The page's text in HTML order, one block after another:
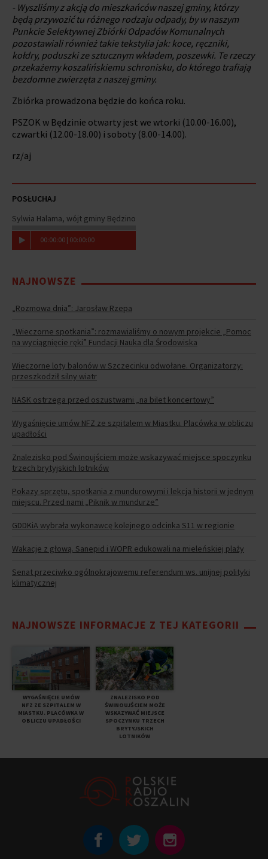
- Wyszliśmy z akcją do mieszkańców naszej gminy, którzy
będą przywozić tu różnego rodzaju odpady, by w naszym
Punkcie Selektywnej Zbiórki Odpadów Komunalnych
pozostawiali również takie tekstylia jak: koce, ręczniki,
kołdry, poduszki ze sztucznym wkładem, poszewki. Te rzeczy
przekażemy koszalińskiemu schronisku, do którego trafiają
bezdomne zwierzęta z naszej gminy.
Zbiórka prowadzona będzie do końca roku.
PSZOK w Będzinie otwarty jest we wtorki (10.00-16.00),
czwartki (12.00-18.00) i soboty (8.00-14.00).
rz/aj
POSŁUCHAJ
Sylwia Halama, wójt gminy Będzino
00:00:00 | 00:00:00
NAJNOWSZE
„Rozmowa dnia”: Jarosław Rzepa
„Wieczorne spotkania”: rozmawialiśmy o nowym projekcie „Pomoc
na wyciągnięcie ręki” Fundacji Nauka dla Środowiska
Wieczorne loty balonów w Szczecinku odwołane. Organizatorzy:
przeszkodził silny wiatr
NASK ostrzega przed oszustwami „na bilet koncertowy”
Wygaśnięcie umów NFZ ze szpitalem w Miastku. Placówka w obliczu
upadłości
Znalezisko pod Świnoujściem może wskazywać miejsce spoczynku
trzech brytyjskich lotników
Pokazy sprzętu, spotkania z mundurowymi i lekcja historii w jednym
miejscu. Przed nami „Piknik w mundurze”
GDDKiA wybrała wykonawcę kolejnego odcinka S11 w regionie
Wakacje z głową. Sanepid i WOPR edukowali na mieleńskiej plaży
Senat przeciwko ogólnokrajowemu referendum ws. unijnej polityki
klimatycznej
NAJNOWSZE INFORMACJE Z TEJ KATEGORII
WYGAŚNIĘCIE UMÓW
NFZ ZE SZPITALEM W
MIASTKU. PLACÓWKA W
OBLICZU UPADŁOŚCI
ZNALEZISKO POD
ŚWINOUJŚCIEM MOŻE
WSKAZYWAĆ MIEJSCE
SPOCZYNKU TRZECH
BRYTYJSKICH
LOTNIKÓW